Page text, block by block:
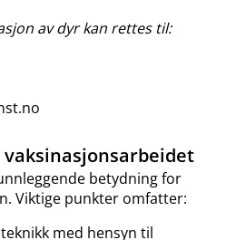
av dyr kan rettes til:
betydning for
Viktige punkter omfatter:
med hensyn til